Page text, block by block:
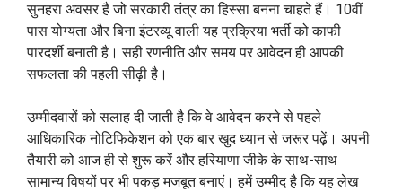
सुनहरा अवसर है जो सरकारी तंत्र का हिस्सा बनना चाहते हैं। 10वीं
पास योग्यता और बिना इंटरव्यू वाली यह प्रक्रिया भर्ती को काफी
पारदर्शी बनाती है। सही रणनीति और समय पर आवेदन ही आपकी
सफलता की पहली सीढ़ी है।
उम्मीदवारों को सलाह दी जाती है कि वे आवेदन करने से पहले
आधिकारिक नोटिफिकेशन को एक बार खुद ध्यान से जरूर पढ़ें। अपनी
तैयारी को आज ही से शुरू करें और हरियाणा जीके के साथ-साथ
सामान्य विषयों पर भी पकड़ मजबूत बनाएं। हमें उम्मीद है कि यह लेख